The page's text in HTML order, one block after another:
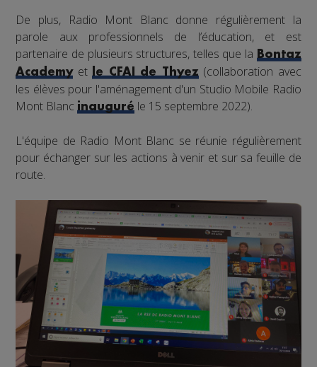
De plus, Radio Mont Blanc donne régulièrement la
parole aux professionnels de l’éducation, et est
partenaire de plusieurs structures, telles que la
Bontaz
Academyet le CFAI de Thyez(collaboration avec
les élèves pour l'aménagement d'un Studio Mobile Radio
Mont Blancinauguré le 15 septembre 2022).
L'équipe de Radio Mont Blanc se réunie régulièrement
pour échanger sur les actions à venir et sur sa feuille de
route.